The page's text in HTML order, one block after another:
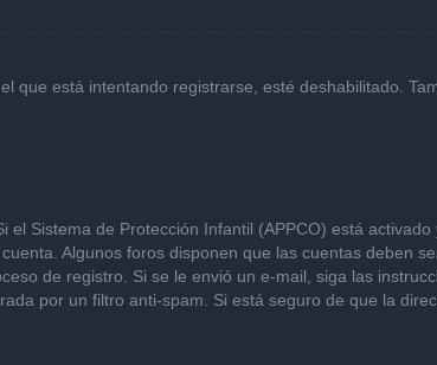
que está intentando registrarse, esté deshabilitado.
Sistema de Protección Infantil (APPCO) está
Algunos foros disponen que las cuentas deben
de registro. Si se le envió un e-mail, siga las
por un filtro anti-spam. Si está seguro de que la